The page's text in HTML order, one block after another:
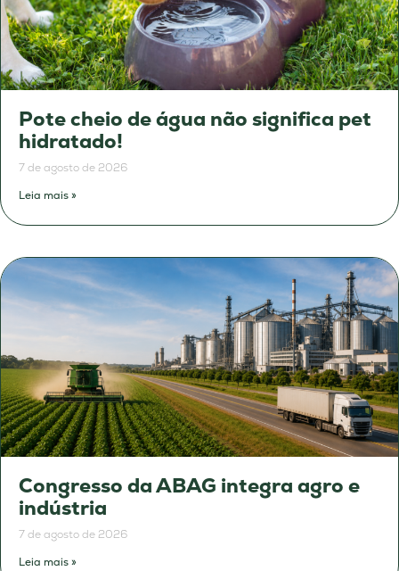
Pote cheio de água não significa pet
hidratado!
7 de agosto de 2026
Leia mais »
Congresso da ABAG integra agro e
indústria
7 de agosto de 2026
Leia mais »